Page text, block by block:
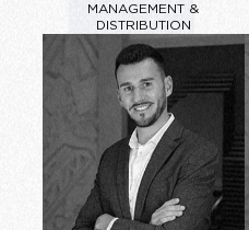
MANAGEMENT &
DISTRIBUTION